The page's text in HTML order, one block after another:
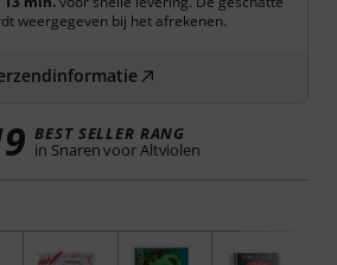
weergegeven bij het afrekenen.
BEST SELLER RANG
in Snaren voor Altviolen